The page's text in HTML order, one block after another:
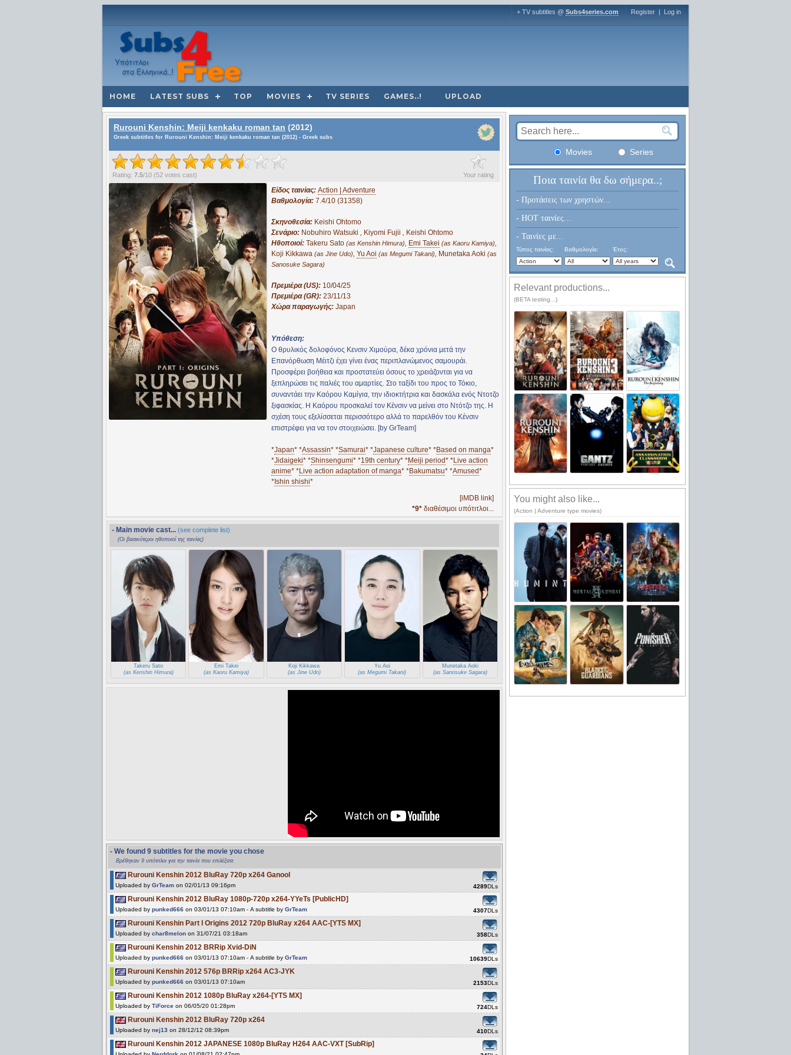
+ TV subtitles @ Subs4series.com Register | Log in
HOME LATEST SUBS TOP MOVIES TV SERIES GAMES..! UPLOAD
Rurouni Kenshin: Meiji kenkaku roman tan (2012)
Greek subtitles for Rurouni Kenshin: Meiji kenkaku roman tan (2012) - Greek subs
?
Your rating
Rating: 7.5/10 (52 votes cast)
Είδος ταινίας: Action | Adventure
Βαθμολογία: 7.4/10 (31358)
Σκηνοθεσία: Keishi Ohtomo
Σενάριο: Nobuhiro Watsuki , Kiyomi Fujii , Keishi Ohtomo
Ηθοποιοί: Takeru Sato (as Kenshin Himura), Emi Takei (as Kaoru Kamiya),
Koji Kikkawa (as Jine Udo), Yu Aoi (as Megumi Takani), Munetaka Aoki (as
Sanosuke Sagara)
Πρεμιέρα (US): 10/04/25
Πρεμιέρα (GR): 23/11/13
Χώρα παραγωγής: Japan
Υπόθεση:
Ο θρυλικός δολοφόνος Κενσιν Χιμούρα, δέκα χρόνια μετά την
Επανόρθωση Μέιτζι έχει γίνει ένας περιπλανώμενος σαμουράι.
Προσφέρει βοήθεια και προστατεύει όσους το χρειάζονται για να
ξεπληρώσει τις παλιές του αμαρτίες. Στο ταξίδι του προς το Τόκιο,
συναντάει την Καόρου Καμίγια, την ιδιοκτήτρια και δασκάλα ενός Ντοτζο
ξιφασκίας. Η Καόρου προσκαλεί τον Κένσιν να μείνει στο Ντότζο της. Η
σχέση τους εξελίσσεται περισσότερο αλλά το παρελθόν του Κένσιν
επιστρέφει για να τον στοιχειώσει. [by GrTeam]
*Japan* *Assassin* *Samurai* *Japanese culture* *Based on manga*
*Jidaigeki* *Shinsengumi* *19th century* *Meiji period* *Live action
anime* *Live action adaptation of manga* *Bakumatsu* *Amused*
* Ishin shishi*
[iMDB link]
*9* διαθέσιμοι υπότιτλοι...
- Main movie cast... (see complete list)
(Οι βασικότεροι ηθοποιοί της ταινίας)
Takeru Sato
(as Kenshin Himura)
Emi Takei
(as Kaoru Kamiya)
Koji Kikkawa
(as Jine Udo)
Yu Aoi
(as Megumi Takani)
Munetaka Aoki
(as Sanosuke Sagara)
- We found 9 subtitles for the movie you chose
Βρέθηκαν 9 υπότιτλοι για την ταινία που επιλέξατε
Rurouni Kenshin 2012 BluRay 720p x264 Ganool
Uploaded by GrTeam on 02/01/13 09:16pm 4289DLs
Rurouni Kenshin 2012 BluRay 1080p-720p x264-YYeTs [PublicHD]
Uploaded by punked666 on 03/01/13 07:10am - A subtitle by GrTeam 4307DLs
Rurouni Kenshin Part I Origins 2012 720p BluRay x264 AAC-[YTS MX]
Uploaded by char8melon on 31/07/21 03:18am 358DLs
Rurouni Kenshin 2012 BRRip Xvid-DiN
Uploaded by punked666 on 03/01/13 07:10am - A subtitle by GrTeam 10639DLs
Rurouni Kenshin 2012 576p BRRip x264 AC3-JYK
Uploaded by punked666 on 03/01/13 07:10am 2153DLs
Rurouni Kenshin 2012 1080p BluRay x264-[YTS MX]
Uploaded by TiForce on 06/05/20 01:28pm 724DLs
Rurouni Kenshin 2012 BluRay 720p x264
Uploaded by nej13 on 28/12/12 08:39pm 410DLs
Rurouni Kenshin 2012 JAPANESE 1080p BluRay H264 AAC-VXT [SubRip]
Movies Series
Ποια ταινία θα δω σήμερα..;
- Προτάσεις των χρηστών...
- HOT ταινίες...
- Ταινίες με...
Τύπος ταινίας: Βαθμολογία: Έτος:
Relevant productions...
(BETA testing...)
You might also like...
(Action | Adventure type movies)